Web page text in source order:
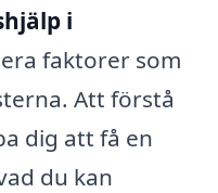
i
faktorer som
Att förstå
dig att få en
du kan